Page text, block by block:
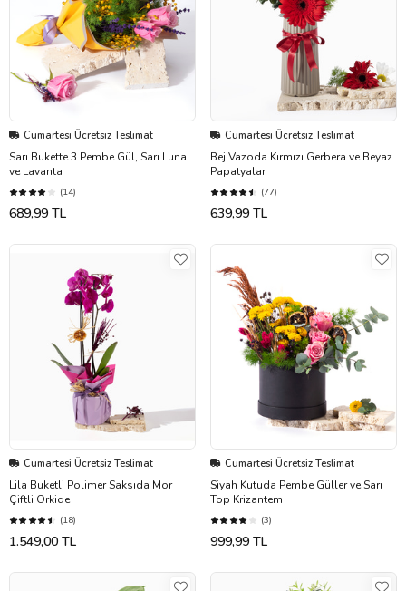
Cumartesi Ücretsiz Teslimat
Sarı Bukette 3 Pembe Gül, Sarı Luna
ve Lavanta
(14)
689,99 TL
Cumartesi Ücretsiz Teslimat
Bej Vazoda Kırmızı Gerbera ve Beyaz
Papatyalar
(77)
639,99 TL
Cumartesi Ücretsiz Teslimat
Lila Buketli Polimer Saksıda Mor
Çiftli Orkide
(18)
1.549,00 TL
Cumartesi Ücretsiz Teslimat
Siyah Kutuda Pembe Güller ve Sarı
Top Krizantem
(3)
999,99 TL